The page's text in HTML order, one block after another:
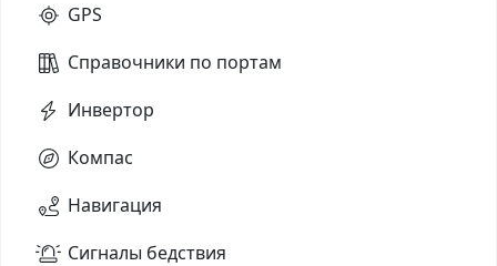
GPS
Справочники по портам
Инвертор
Компас
Навигация
Сигналы бедствия